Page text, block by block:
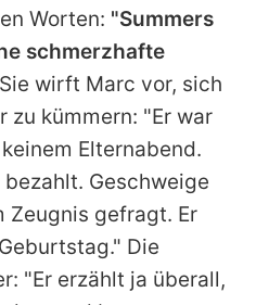
Worten: "Summers
schmerzhafte
Sie wirft Marc vor, sich
zu kümmern: "Er war
Elternabend.
Geschweige
Zeugnis gefragt. Er
Die
"Er erzählt ja überall,